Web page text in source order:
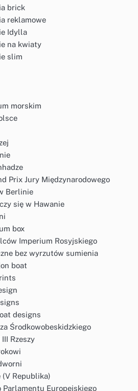
brick
reklamowe
Idylla
na kwiaty
slim
morskim
Prix Jury Międzynarodowego
Berlinie
się w Hawanie
box
Imperium Rosyjskiego
bez wyrzutów sumienia
boat
designs
Środkowobeskidzkiego
Rzeszy
Republika)
Parlamentu Europejskiego